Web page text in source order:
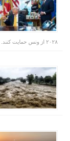
۲۰۲۸ از ونس حمایت کنند.